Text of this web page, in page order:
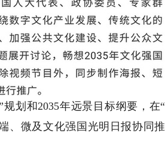
和2035年远景目标纲要，在
、微及文化强国光明日报协同